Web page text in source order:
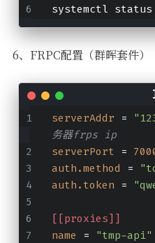
systemctl
6、FRPC配置（群晖套件）
serverAddr =
务器frps ip
serverPort =
auth.method =
auth.token =
[[proxies]]
name = "tmp-api"